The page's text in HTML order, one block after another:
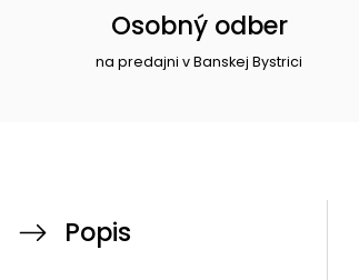
Osobný odber
na predajni v Banskej Bystrici
Popis